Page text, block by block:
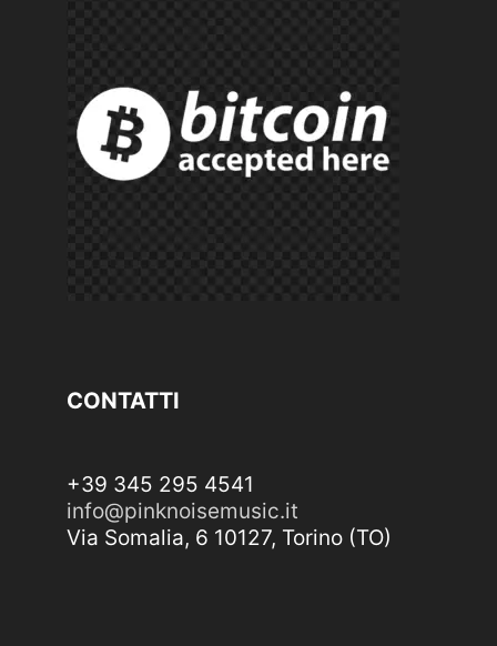
CONTATTI
+39 345 295 4541
info@pinknoisemusic.it
Via Somalia, 6 10127, Torino (TO)